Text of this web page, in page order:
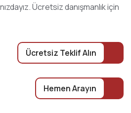
Ücretsiz danışmanlık için
Ücretsiz Teklif Alın
Hemen Arayın